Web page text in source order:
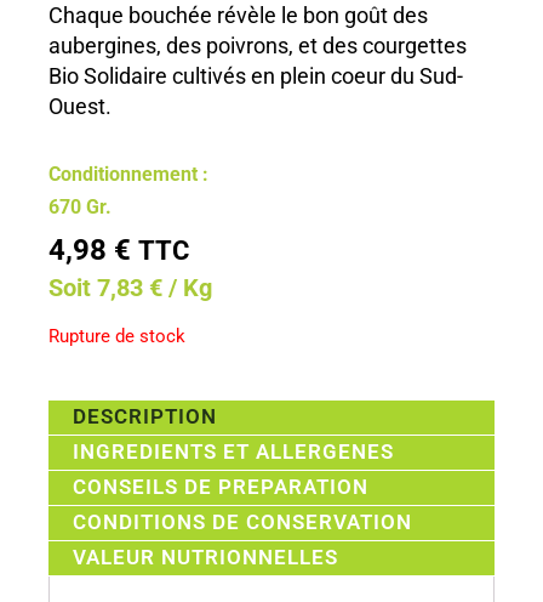
Chaque bouchée révèle le bon goût des
aubergines, des poivrons, et des courgettes
Bio Solidaire cultivés en plein coeur du Sud-
Ouest.
Conditionnement :
670 Gr.
4,98 € TTC
Soit 7,83 € / Kg
Rupture de stock
DESCRIPTION
INGREDIENTS ET ALLERGENES
CONSEILS DE PREPARATION
CONDITIONS DE CONSERVATION
VALEUR NUTRIONNELLES